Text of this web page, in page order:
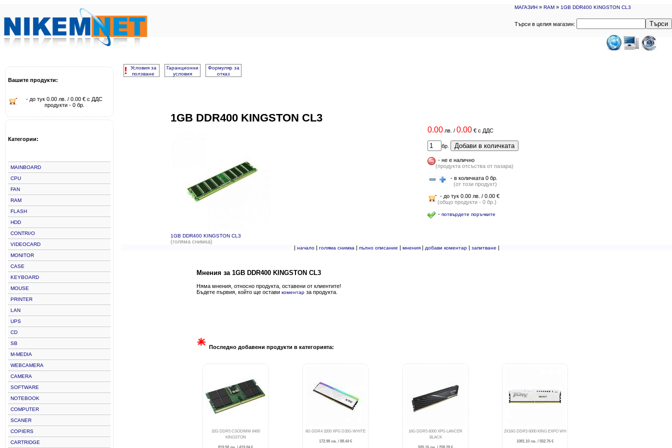
МАГАЗИН » RAM » 1GB DDR400 KINGSTON CL3
Търси в целия магазин: Търси
Вашите продукти:
- до тук 0.00 лв. / 0.00 € с ДДС
продукти - 0 бр.
Категории:
MAINBOARD
CPU
FAN
RAM
FLASH
HDD
CONTRI/O
VIDEOCARD
MONITOR
CASE
KEYBOARD
MOUSE
PRINTER
LAN
UPS
CD
SB
M-MEDIA
WEBCAMERA
CAMERA
SOFTWARE
NOTEBOOK
COMPUTER
SCANER
COPIERS
CARTRIDGE
!
Условия за
ползване
Гаранционни
условия
Формуляр за
отказ
1GB DDR400 KINGSTON CL3
1GB DDR400 KINGSTON CL3
(голяма снимка)
0.00 лв. / 0.00 € с ДДС
бр. Добави в количката
- не е налично
(продукта отсъства от пазара)
- в количката 0 бр.
(от този продукт)
- до тук 0.00 лв. / 0.00 €
(общо продукти - 0 бр.)
- потвърдете поръчките
| начало| голяма снимка | пълно описание | мнения| добави коментар| запитване |
Мнения за 1GB DDR400 KINGSTON CL3
Няма мнения, относно продукта, оставени от клиентите!
Бъдете първия, който ще остави коментар за продукта.
Последно добавени продукти в категорията:
32G DDR5 CSODIMM 6400
KINGSTON
819.58 лв. / 419.04 €
8G DDR4 3200 XPG D35G WHITE
172.98 лв. / 88.44 €
16G DDR5 6000 XPG LANCER
BLACK
505.16 лв. / 258.28 €
2X16G DDR5 6000 KING EXPO WH
1081.10 лв. / 552.76 €